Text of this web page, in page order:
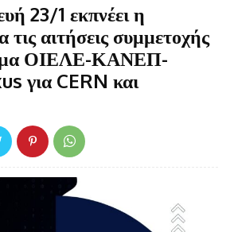
23/1 εκπνέει η
τις αιτήσεις συμμετοχής
ΟΙΕΛΕ-ΚΑΝΕΠ-
για CERN και